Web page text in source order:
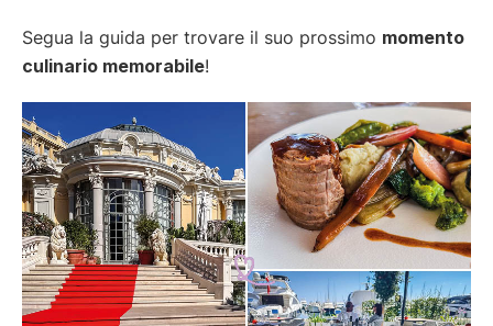
Segua la guida per trovare il suo prossimo momento
culinario memorabile!